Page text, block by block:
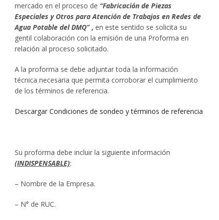
mercado en el proceso de “Fabricación de Piezas
Especiales y Otros para Atención de Trabajos en Redes de
Agua Potable del DMQ” , en este sentido se solicita su
gentil colaboración con la emisión de una Proforma en
relación al proceso solicitado.
A la proforma se debe adjuntar toda la información
técnica necesaria que permita corroborar el cumplimiento
de los términos de referencia.
Descargar Condiciones de sondeo y términos de referencia
Su proforma debe incluir la siguiente información
(INDISPENSABLE):
– Nombre de la Empresa.
– N° de RUC.